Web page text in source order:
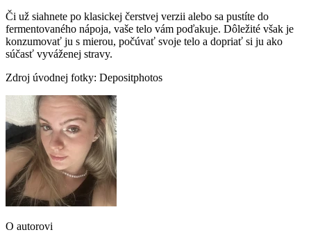
Či už siahnete po klasickej čerstvej verzii alebo sa pustíte do
fermentovaného nápoja, vaše telo vám poďakuje. Dôležité však je
konzumovať ju s mierou, počúvať svoje telo a dopriať si ju ako
súčasť vyváženej stravy.
Zdroj úvodnej fotky: Depositphotos
O autorovi